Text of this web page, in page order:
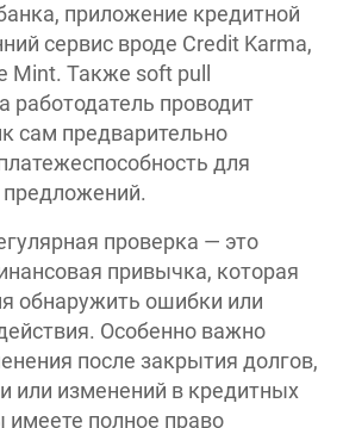
приложение кредитной
сервис вроде Credit Karma,
Mint. Также soft pull
работодатель проводит
сам предварительно
для
проверка — это
привычка, которая
обнаружить ошибки или
Особенно важно
после закрытия долгов,
или изменений в кредитных
полное право